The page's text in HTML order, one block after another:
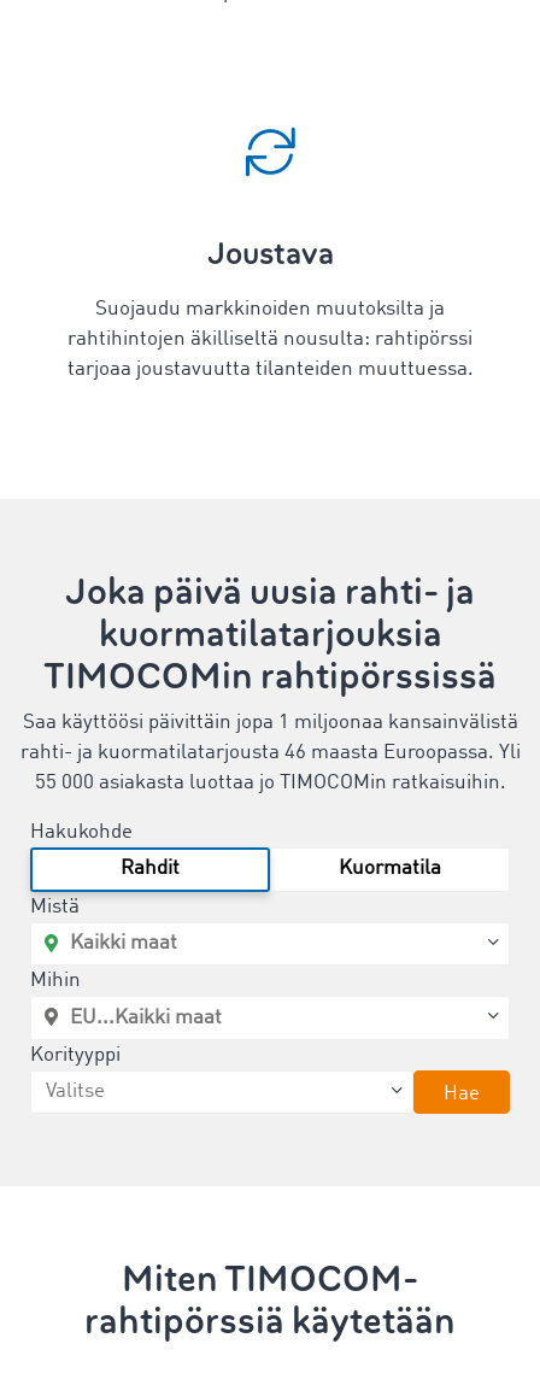
Joustava
Suojaudu markkinoiden muutoksilta ja
rahtihintojen äkilliseltä nousulta: rahtipörssi
tarjoaa joustavuutta tilanteiden muuttuessa.
Joka päivä uusia rahti- ja
kuormatilatarjouksia
TIMOCOMin rahtipörssissä
Saa käyttöösi päivittäin jopa 1 miljoonaa kansainvälistä
rahti- ja kuormatilatarjousta 46 maasta Euroopassa. Yli
55 000 asiakasta luottaa jo TIMOCOMin ratkaisuihin.
Hakukohde
Rahdit
Kuormatila
Mistä
Mihin
Korityyppi
Hae
Miten TIMOCOM-
rahtipörssiä käytetään